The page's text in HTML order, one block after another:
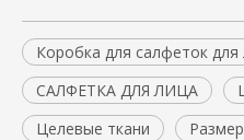
Коробка для салфеток для
САЛФЕТКА ДЛЯ ЛИЦА
Целевые ткани